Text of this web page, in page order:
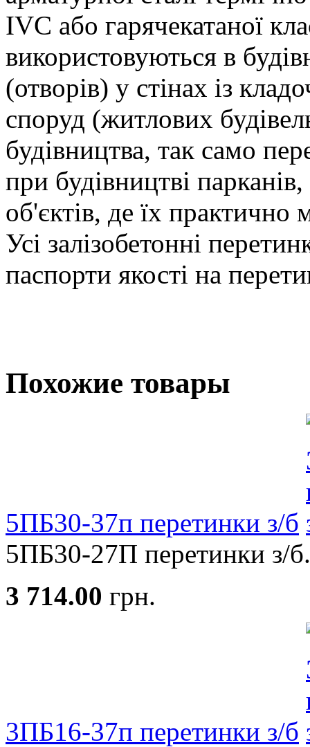
IVC або гарячекатаної
використовуються в
(отворів) у стінах із
споруд (житлових
будівництва, так само
при будівництві
об'єктів, де їх практично
Усі залізобетонні
паспорти якості на
Похожие товары
5ПБ30-37п перетинки з/б
5ПБ30-27П перетинки з/
3 714.00 грн.
3ПБ16-37п перетинки з/б